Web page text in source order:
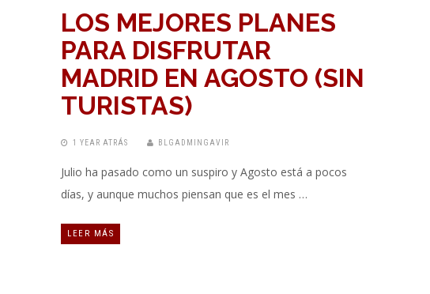
LOS MEJORES PLANES
PARA DISFRUTAR
MADRID EN AGOSTO (SIN
TURISTAS)
1 YEAR ATRÁS BLGADMINGAVIR
Julio ha pasado como un suspiro y Agosto está a pocos
días, y aunque muchos piensan que es el mes …
LEER MÁS